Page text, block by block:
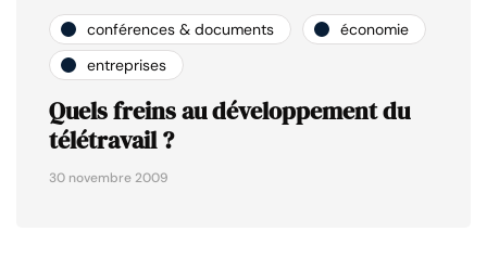
conférences & documents
économie
entreprises
Quels freins au développement du
télétravail ?
30 novembre 2009